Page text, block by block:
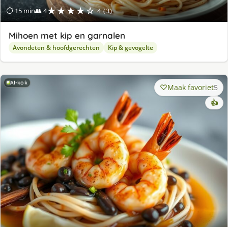
⏱ 15 min👥 4★★★★☆ 4 (3)
Mihoen met kip en garnalen
Avondeten & hoofdgerechten Kip & gevogelte
AI-kok Maak favoriet5
👍